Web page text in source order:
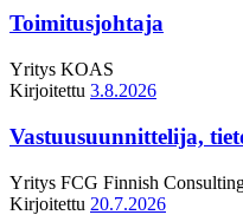
Toimitusjohtaja
Yritys KOAS
Kirjoitettu 3.8.2026
Vastuusuunnittelija,
Yritys FCG Finnish
Kirjoitettu 20.7.2026